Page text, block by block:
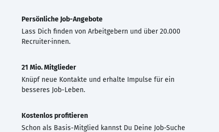
Persönliche Job-Angebote
Lass Dich finden von Arbeitgebern und über 20.000
Recruiter·innen.
21 Mio. Mitglieder
Knüpf neue Kontakte und erhalte Impulse für ein
besseres Job-Leben.
Kostenlos profitieren
Schon als Basis-Mitglied kannst Du Deine Job-Suche